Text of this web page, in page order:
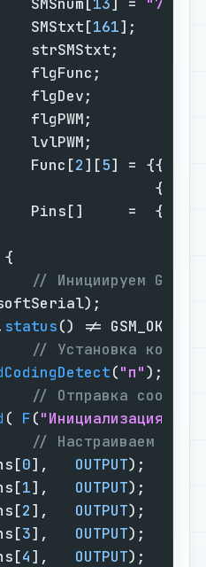
SMStxt[
161
Func[2][5] = {{
{
Pins[]     =
// Инициируем GSM/
status() != GSM_OK) {
// Установка
("п"
// Отправка
( F("Инициализация
// Настраиваем
0], OUTPUT
1], OUTPUT
2], OUTPUT
3], OUTPUT
4], OUTPUT